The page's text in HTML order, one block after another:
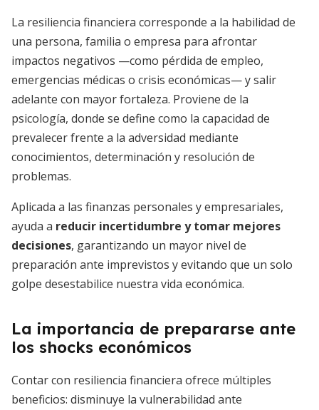
La resiliencia financiera corresponde a la habilidad de
una persona, familia o empresa para afrontar
impactos negativos —como pérdida de empleo,
emergencias médicas o crisis económicas— y salir
adelante con mayor fortaleza. Proviene de la
psicología, donde se define como la capacidad de
prevalecer frente a la adversidad mediante
conocimientos, determinación y resolución de
problemas.
Aplicada a las finanzas personales y empresariales,
ayuda a reducir incertidumbre y tomar mejores
decisiones, garantizando un mayor nivel de
preparación ante imprevistos y evitando que un solo
golpe desestabilice nuestra vida económica.
La importancia de prepararse ante
los shocks económicos
Contar con resiliencia financiera ofrece múltiples
beneficios: disminuye la vulnerabilidad ante